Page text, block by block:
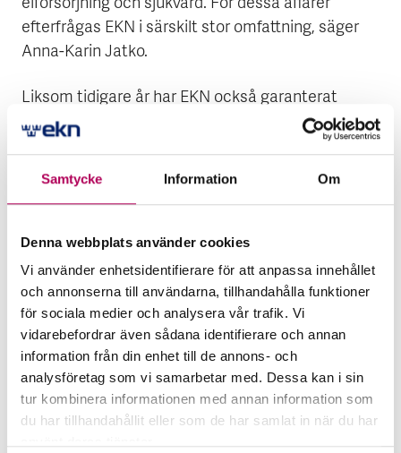
Samtycke Information Om
Denna webbplats använder cookies
Vi använder enhetsidentifierare för att anpassa innehållet
och annonserna till användarna, tillhandahålla funktioner
för sociala medier och analysera vår trafik. Vi
vidarebefordrar även sådana identifierare och annan
information från din enhet till de annons- och
analysföretag som vi samarbetar med. Dessa kan i sin
tur kombinera informationen med annan information som
du har tillhandahållit eller som de har samlat in när du har
elförsörjning och sjukvård. För dessa affärer
efterfrågas EKN i särskilt stor omfattning, säger
Anna-Karin Jatko.
Liksom tidigare år har EKN också garanterat
mycket stora exportaffärer till telekomoperatörer.
De största gick till höginkomstländer inom OECD.
Skadeutbetalningarna minskade från föregående
miljarder kronor 2020). Resultatet uppgick till 1,8
miljarder kronor (0,2 miljarder kronor 2020). EKN
har en stark finansiell ställning, som ytterligare
stärktes under året då inga nya stora skador
tillkom.
2021 i korthet (jämfört med
2020)